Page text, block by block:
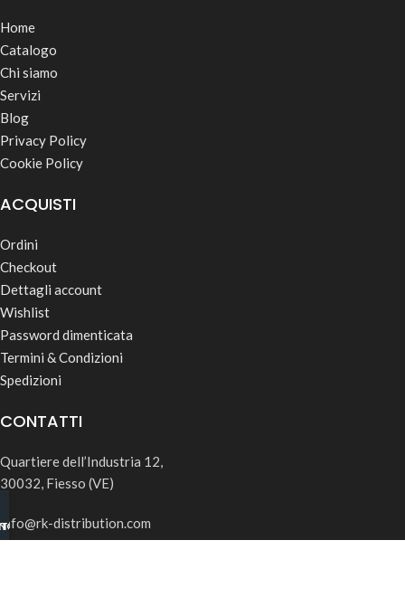
Home
Catalogo
Chi siamo
Servizi
Blog
Privacy Policy
Cookie Policy
ACQUISTI
Ordini
Checkout
Dettagli account
Wishlist
Password dimenticata
Termini & Condizioni
Spedizioni
CONTATTI
Quartiere dell’Industria 12,
30032, Fiesso (VE)
info@rk-distribution.com
+39 340 143 4519
B2B